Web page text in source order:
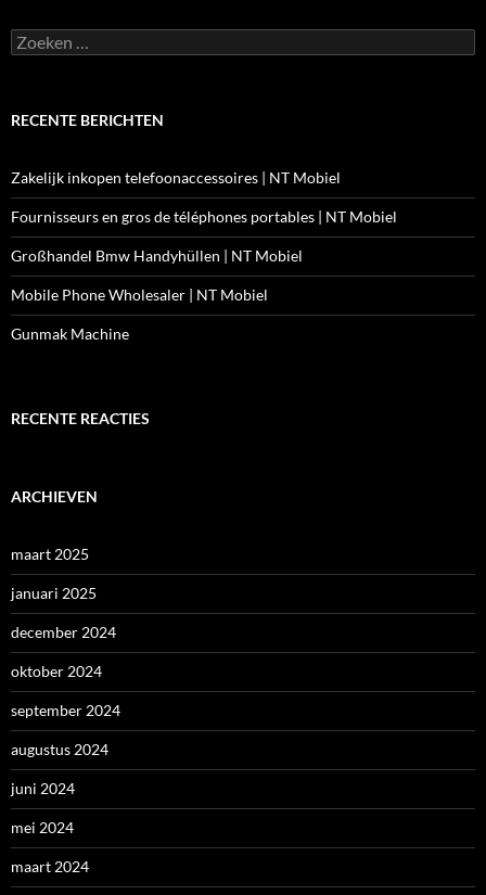
Zoeken
naar:
RECENTE BERICHTEN
Zakelijk inkopen telefoonaccessoires | NT Mobiel
Fournisseurs en gros de téléphones portables | NT Mobiel
Großhandel Bmw Handyhüllen | NT Mobiel
Mobile Phone Wholesaler | NT Mobiel
Gunmak Machine
RECENTE REACTIES
ARCHIEVEN
maart 2025
januari 2025
december 2024
oktober 2024
september 2024
augustus 2024
juni 2024
mei 2024
maart 2024